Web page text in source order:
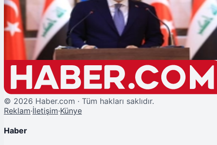
Hakan Fidan Irak'tan Beklentiyi Açıkladı: "PKK Terör Örgütü Olarak
Tanınmalıdır"
© 2026 Haber.com · Tüm hakları saklıdır.
Reklam·İletişim·Künye
Haber